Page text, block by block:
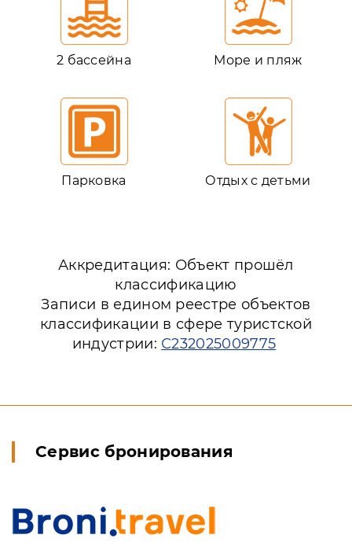
2 бассейна Море и пляж
Парковка Отдых с детьми
Аккредитация: Объект прошёл
классификацию
Записи в едином реестре объектов
классификации в сфере туристской
индустрии: С232025009775
Сервис бронирования